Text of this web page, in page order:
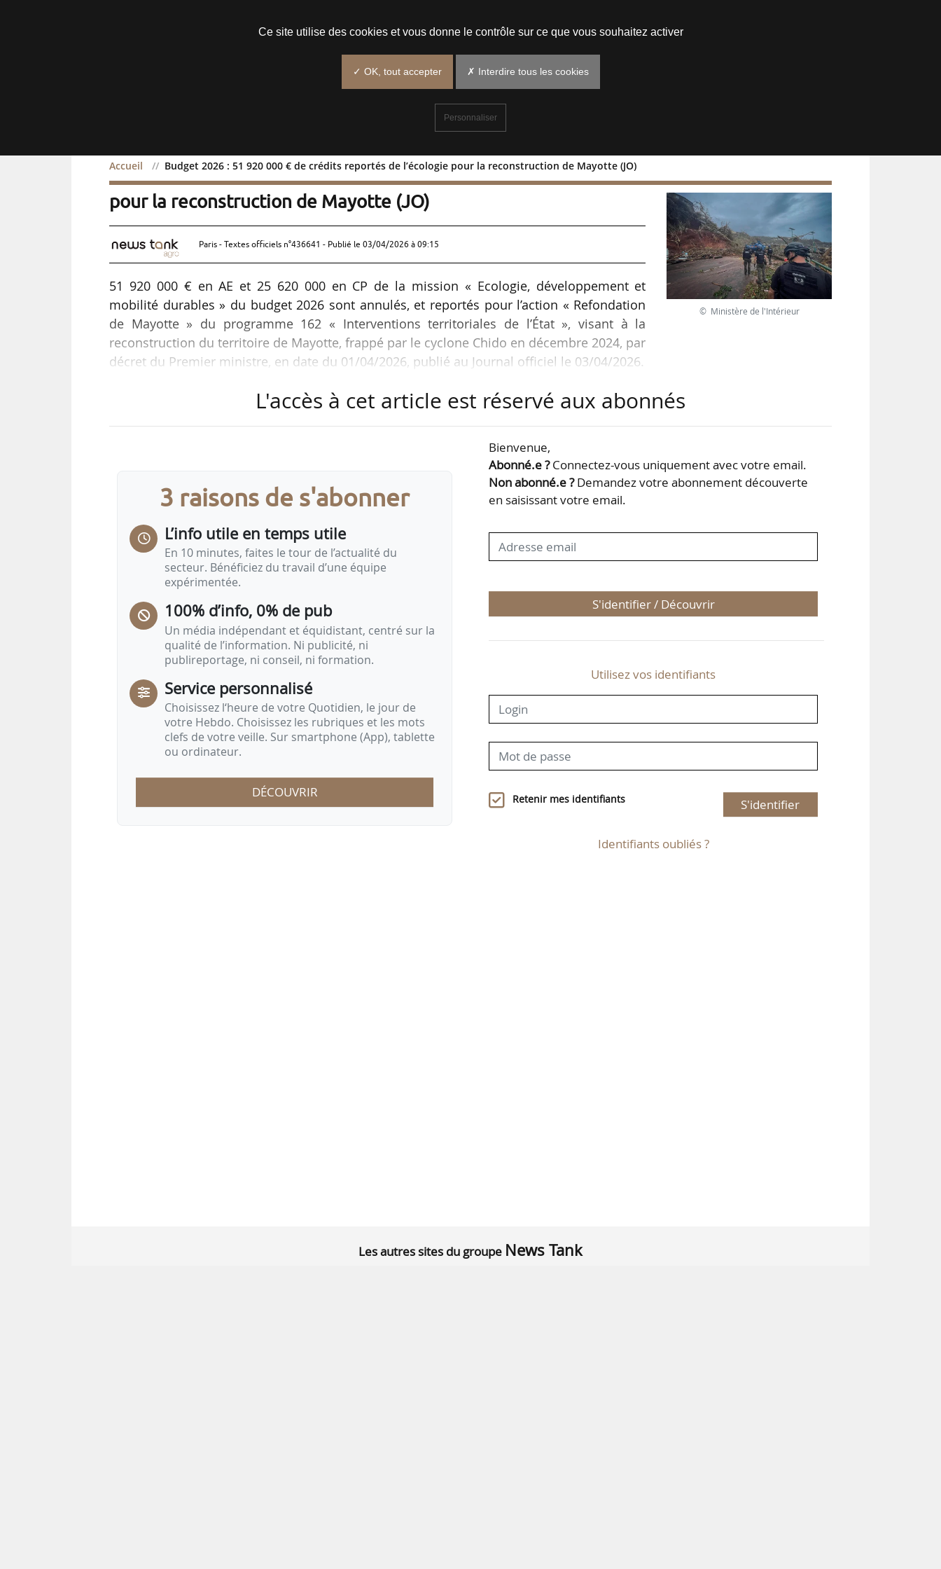
Accueil Budget 2026 : 51 920 000 € de crédits reportés de l’écologie pour la reconstruction de Mayotte (JO)
Budget 2026 : 51 920 000 € de crédits reportés de l’écologie
pour la reconstruction de Mayotte (JO)
Paris - Textes officiels n°436641 - Publié le 03/04/2026 à 09:15
51 920 000 € en AE et 25 620 000 en CP de la mission « Ecologie, développement et
mobilité durables » du budget 2026 sont annulés, et reportés pour l’action « Refondation
de Mayotte » du programme 162 « Interventions territoriales de l’État », visant à la
reconstruction du territoire de Mayotte, frappé par le cyclone Chido en décembre 2024, par
décret du Premier ministre, en date du 01/04/2026, publié au Journal officiel le 03/04/2026.
Dans le détail, sont transférés de la mission « Ecologie, développement et mobilité
• 20 000 000 € en AE et 300 000 € en CP du programme 203 « Infrastructures et services de
• 31 600 000 € en AE et 25 000 000 € en CP en provenance du programme 380 « Fonds…
© Ministère de l'Intérieur
L'accès à cet article est réservé aux abonnés
3 raisons de s'abonner
L’info utile en temps utile
En 10 minutes, faites le tour de l’actualité du
secteur. Bénéficiez du travail d’une équipe
expérimentée.
100% d’info, 0% de pub
Un média indépendant et équidistant, centré sur la
qualité de l’information. Ni publicité, ni
publireportage, ni conseil, ni formation.
Service personnalisé
Choisissez l‘heure de votre Quotidien, le jour de
votre Hebdo. Choisissez les rubriques et les mots
clefs de votre veille. Sur smartphone (App), tablette
ou ordinateur.
DÉCOUVRIR
Bienvenue,
Abonné.e ?Connectez-vous uniquement avec votre email.
Non abonné.e ?Demandez votre abonnement découverte
en saisissant votre email.
S'identifier / Découvrir
Utilisez vos identifiants
Retenir mes identifiants S'identifier
Identifiants oubliés ?
Les autres sites du groupe News Tank
Ce site utilise des cookies et vous donne le contrôle sur ce que vous souhaitez activer
✓ OK, tout accepter ✗ Interdire tous les cookies
Personnaliser